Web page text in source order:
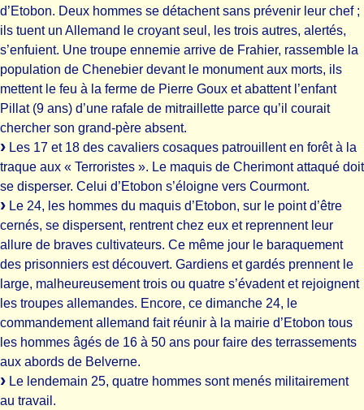
d’Etobon. Deux hommes se détachent sans prévenir leur chef ;
ils tuent un Allemand le croyant seul, les trois autres, alertés,
s’enfuient. Une troupe ennemie arrive de Frahier, rassemble la
population de Chenebier devant le monument aux morts, ils
mettent le feu à la ferme de Pierre Goux et abattent l’enfant
Pillat (9 ans) d’une rafale de mitraillette parce qu’il courait
chercher son grand-père absent.
Les 17 et 18 des cavaliers cosaques patrouillent en forêt à la
traque aux « Terroristes ». Le maquis de Cherimont attaqué doit
se disperser. Celui d’Etobon s’éloigne vers Courmont.
Le 24, les hommes du maquis d’Etobon, sur le point d’être
cernés, se dispersent, rentrent chez eux et reprennent leur
allure de braves cultivateurs. Ce même jour le baraquement
des prisonniers est découvert. Gardiens et gardés prennent le
large, malheureusement trois ou quatre s’évadent et rejoignent
les troupes allemandes. Encore, ce dimanche 24, le
commandement allemand fait réunir à la mairie d’Etobon tous
les hommes âgés de 16 à 50 ans pour faire des terrassements
aux abords de Belverne.
Le lendemain 25, quatre hommes sont menés militairement
au travail.